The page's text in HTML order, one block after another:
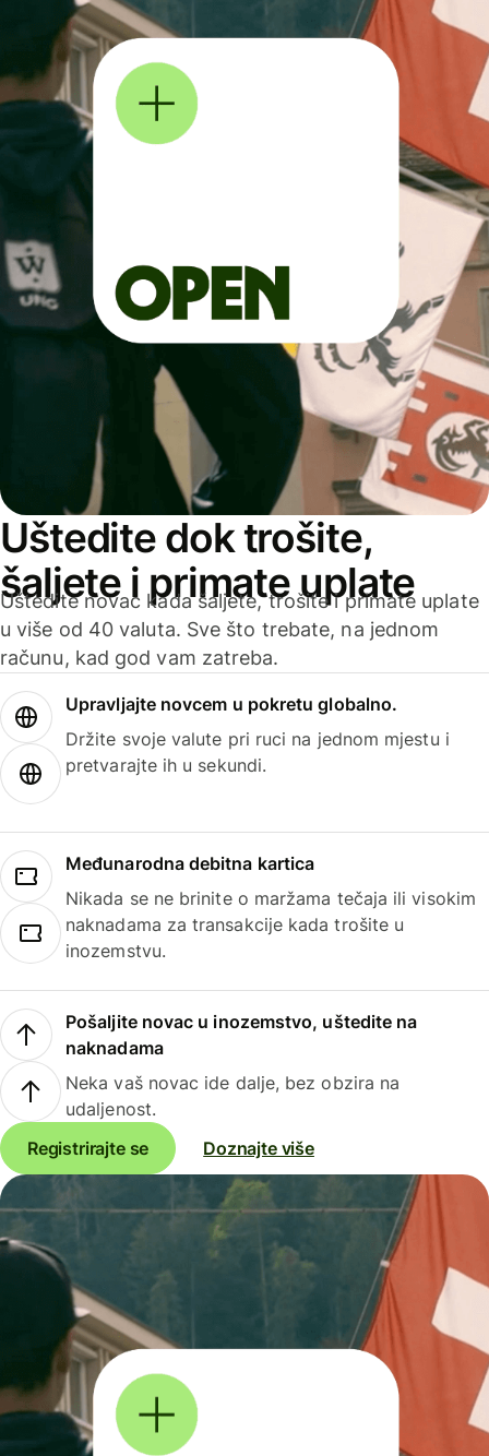
Uštedite dok trošite,
šaljete i primate uplate
Uštedite novac kada šaljete, trošite i primate uplate
u više od 40 valuta. Sve što trebate, na jednom
računu, kad god vam zatreba.
Upravljajte novcem u pokretu globalno.
Držite svoje valute pri ruci na jednom mjestu i
pretvarajte ih u sekundi.
Međunarodna debitna kartica
Nikada se ne brinite o maržama tečaja ili visokim
naknadama za transakcije kada trošite u
inozemstvu.
Pošaljite novac u inozemstvo, uštedite na
naknadama
Neka vaš novac ide dalje, bez obzira na
udaljenost.
Registrirajte se
Doznajte više